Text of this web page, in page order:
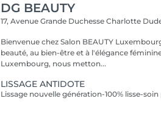
DG BEAUTY
17, Avenue Grande Duchesse Charlotte
Bienvenue chez Salon BEAUTY Luxembourg Un espace dédié à
beauté, au bien-être et à l'élégance
Luxembourg, nous metton...
LISSAGE ANTIDOTE